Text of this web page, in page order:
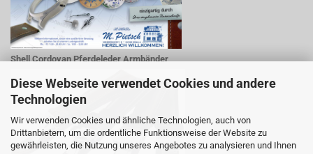
Diese Webseite verwendet Cookies und andere
Technologien
Wir verwenden Cookies und ähnliche Technologien, auch von
Drittanbietern, um die ordentliche Funktionsweise der Website zu
gewährleisten, die Nutzung unseres Angebotes zu analysieren und Ihnen
Shell Cordovan Pferdeleder Armbänder